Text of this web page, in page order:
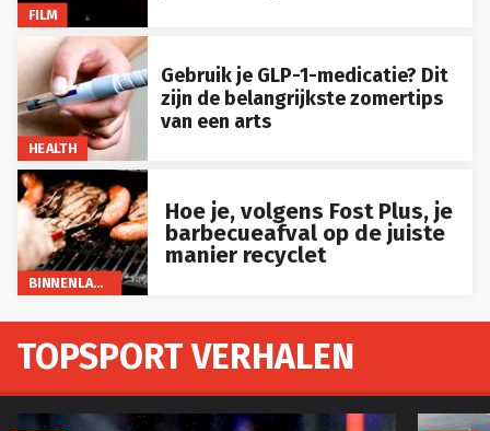
FILM
HEALTH
Gebruik je GLP-1-medicatie? Dit
zijn de belangrijkste zomertips
van een arts
BINNENLAND
Hoe je, volgens Fost Plus, je
barbecueafval op de juiste
manier recyclet
TOPSPORT VERHALEN